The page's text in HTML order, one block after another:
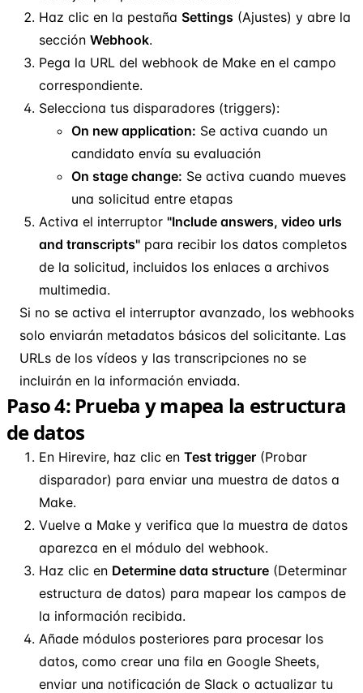
Haz clic en la pestaña Settings (Ajustes) y abre la
sección Webhook.
Pega la URL del webhook de Make en el campo
correspondiente.
Selecciona tus disparadores (triggers):
On new application: Se activa cuando un
candidato envía su evaluación
On stage change: Se activa cuando mueves
una solicitud entre etapas
Activa el interruptor "Include answers, video urls
and transcripts" para recibir los datos completos
de la solicitud, incluidos los enlaces a archivos
multimedia.
Si no se activa el interruptor avanzado, los webhooks
solo enviarán metadatos básicos del solicitante. Las
URLs de los vídeos y las transcripciones no se
incluirán en la información enviada.
Paso 4: Prueba y mapea la estructura
de datos
En Hirevire, haz clic en Test trigger (Probar
disparador) para enviar una muestra de datos a
Make.
Vuelve a Make y verifica que la muestra de datos
aparezca en el módulo del webhook.
Haz clic en Determine data structure (Determinar
estructura de datos) para mapear los campos de
la información recibida.
Añade módulos posteriores para procesar los
datos, como crear una fila en Google Sheets,
enviar una notificación de Slack o actualizar tu